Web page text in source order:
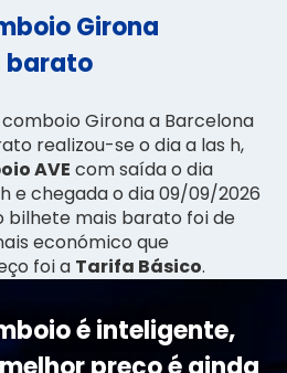
Girona
barato
Girona a Barcelona
realizou-se o dia a las h,
AVE com saída o dia
e chegada o dia 09/09/2026
bilhete mais barato foi de
económico que
foi a Tarifa Básico.
é inteligente,